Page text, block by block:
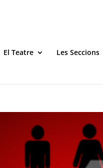
El Teatre Les Seccions